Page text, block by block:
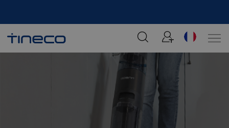
Rejoignez notre liste de diffusion et profitez de 5% de réduction sur votre
commande chez Tineco